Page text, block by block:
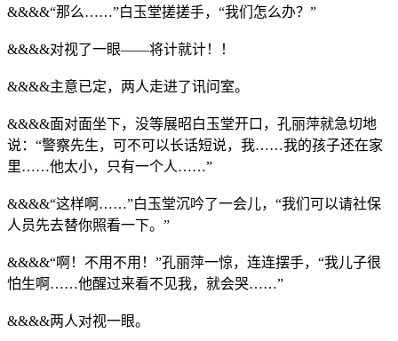
&&&&“那么……”白玉堂搓搓手，“我们怎么办？”
&&&&对视了一眼——将计就计！！
&&&&主意已定，两人走进了讯问室。
&&&&面对面坐下，没等展昭白玉堂开口，孔丽萍就急切地
说：“警察先生，可不可以长话短说，我……我的孩子还在家
里……他太小，只有一个人……”
&&&&“这样啊……”白玉堂沉吟了一会儿，“我们可以请社保
人员先去替你照看一下。”
&&&&“啊！不用不用！”孔丽萍一惊，连连摆手，“我儿子很
怕生啊……他醒过来看不见我，就会哭……”
&&&&两人对视一眼。